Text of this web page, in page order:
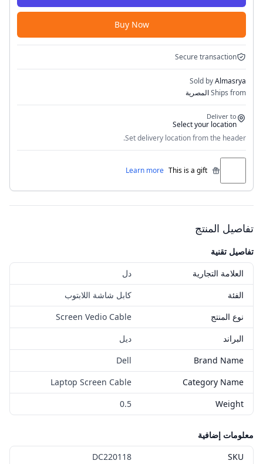
Buy Now
Secure transaction
Sold byAlmasrya
Ships fromالمصرية
Deliver to
Select your location
Set delivery location from the header.
This is a gift
Learn more
تفاصيل المنتج
تفاصيل تقنية
العلامة التجارية
دل
الفئة
كابل شاشة اللابتوب
نوع المنتج
Screen Vedio Cable
البراند
ديل
Brand Name
Dell
Category Name
Laptop Screen Cable
Weight
0.5
معلومات إضافية
SKU
DC220118